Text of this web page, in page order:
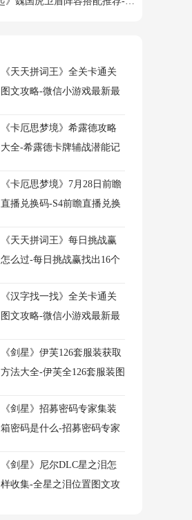
《天天拼词王》全关卡通关
图文攻略-微信小游戏最新最
《卡厄思梦境》希露德攻略
大全-希露德卡牌辅战潜能记
《卡厄思梦境》7月28日前瞻
直播兑换码-S4前瞻直播兑换
《天天拼词王》每日挑战赢
怎么过-每日挑战赢找出16个
《汉字找一找》全关卡通关
图文攻略-微信小游戏最新最
《剑星》伊芙126套服装获取
方法大全-伊芙全126套服装图
《剑星》招募密码专家集装
箱密码是什么-招募密码专家
《剑星》尼尔DLC星之泪怎
样收集-全星之泪位置图文攻